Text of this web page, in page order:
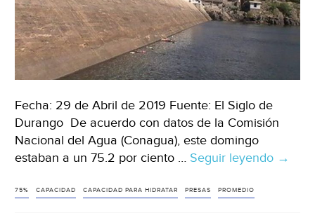
Fecha: 29 de Abril de 2019 Fuente: El Siglo de
Durango De acuerdo con datos de la Comisión
Nacional del Agua (Conagua), este domingo
estaban a un 75.2 por ciento … Seguir leyendo →
75% CAPACIDAD CAPACIDAD PARA HIDRATAR PRESAS PROMEDIO